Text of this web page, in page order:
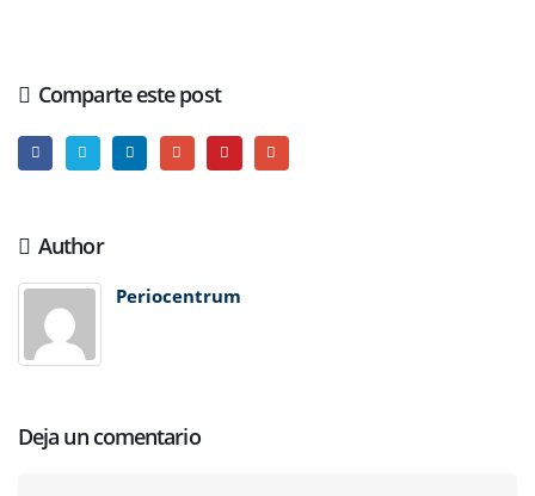
Comparte este post
Author
Periocentrum
Deja un comentario